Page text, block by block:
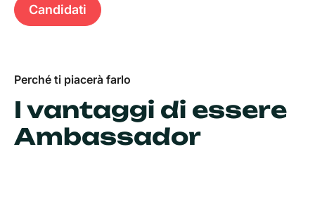
Candidati
Perché ti piacerà farlo
I vantaggi di essere
Ambassador